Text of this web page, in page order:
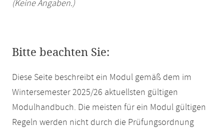
(Keine Angaben.)
Bitte beachten Sie:
Diese Seite beschreibt ein Modul gemäß dem im
Wintersemester 2025/26 aktuellsten gültigen
Modulhandbuch. Die meisten für ein Modul gültigen
Regeln werden nicht durch die Prüfungsordnung